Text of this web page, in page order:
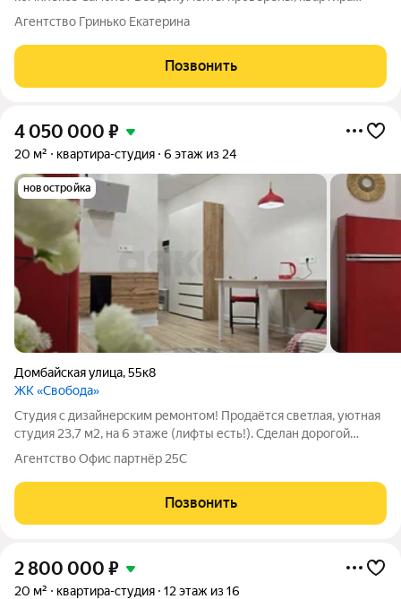
готова к продаже Один взрослый собственник. Без
обременений и долгов. Материнский капитал при покупке не
использовался. Прямая продажа, быстрый
Агентство Гринько Екатерина
Позвонить
4 050 000 ₽
20 м² квартира-студия 6 этаж из 24
новостройка
Домбайская улица,55к8
ЖК «Свобода»
Студия с дизайнерским ремонтом! Продаётся светлая, уютная
студия 23,7 м2, на 6 этаже (лифты есть!). Сделан дорогой
дизайнерский ремонт. Всё работает, ничего не надо докупать.
Новая мебель и вся бытовая техника (холодильник, плита,
телевизор,). Новый
Агентство Офис партнёр 25С
Позвонить
2 800 000 ₽
20 м² квартира-студия 12 этаж из 16